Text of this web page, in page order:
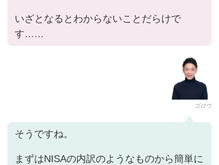
いざとなるとわからないことだらけで
す……
ゴロウ
そうですね。
まずはNISAの内訳のようなものから簡単に